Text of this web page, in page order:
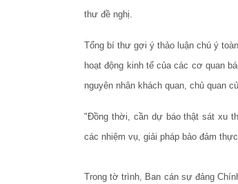
thư đề nghị.
Tổng bí thư gợi ý thảo luận chú ý
hoạt động kinh tế của các cơ quan
nguyên nhân khách quan, chủ quan
"Đồng thời, cần dự báo thật sát xu
các nhiệm vụ, giải pháp bảo đảm
Trong tờ trình, Ban cán sự đảng